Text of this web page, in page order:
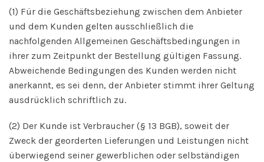
(1) Für die Geschäftsbeziehung zwischen dem Anbieter
und dem Kunden gelten ausschließlich die
nachfolgenden Allgemeinen Geschäftsbedingungen in
ihrer zum Zeitpunkt der Bestellung gültigen Fassung.
Abweichende Bedingungen des Kunden werden nicht
anerkannt, es sei denn, der Anbieter stimmt ihrer Geltung
ausdrücklich schriftlich zu.
(2) Der Kunde ist Verbraucher (§ 13 BGB), soweit der
Zweck der georderten Lieferungen und Leistungen nicht
überwiegend seiner gewerblichen oder selbständigen